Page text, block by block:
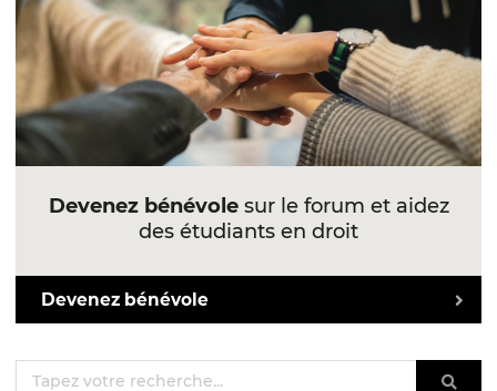
Devenez bénévolesur le forum et aidez
des étudiants en droit
Devenez bénévole